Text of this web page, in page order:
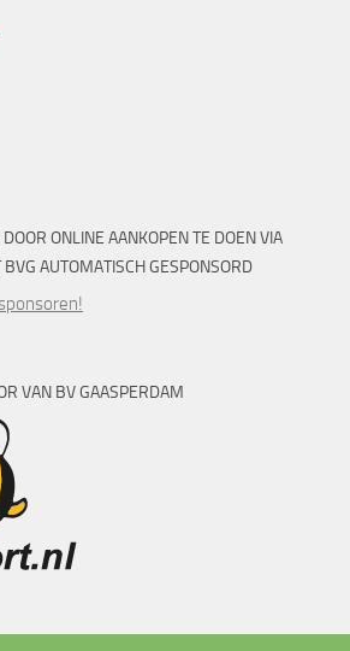
ONLINE AANKOPEN TE DOEN VIA
AUTOMATISCH GESPONSORD
VAN BV GAASPERDAM